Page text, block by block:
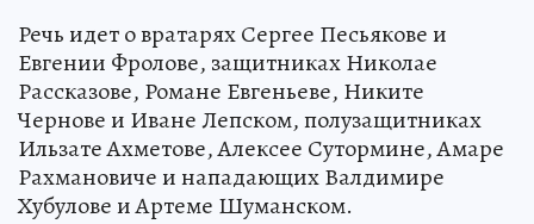
Речь идет о вратарях Сергее Песьякове и
Евгении Фролове, защитниках Николае
Рассказове, Романе Евгеньеве, Никите
Чернове и Иване Лепском, полузащитниках
Ильзате Ахметове, Алексее Сутормине, Амаре
Рахмановиче и нападающих Валдимире
Хубулове и Артеме Шуманском.